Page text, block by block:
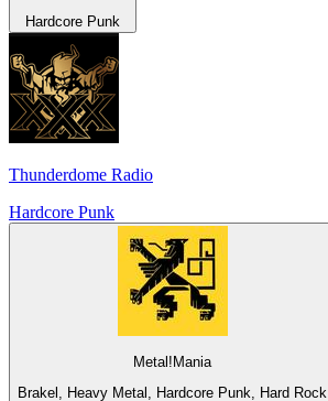
Hardcore Punk
Thunderdome Radio
Hardcore Punk
Metal!Mania
Brakel, Heavy Metal, Hardcore Punk, Hard Rock